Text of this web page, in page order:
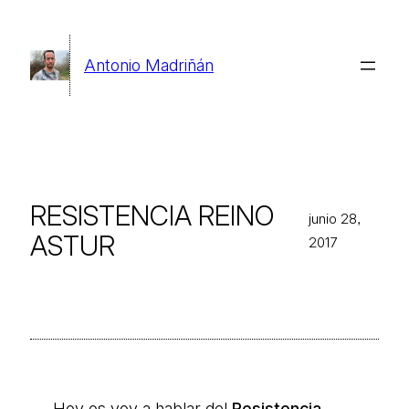
contenido
Antonio Madriñán
RESISTENCIA REINO
ASTUR
junio 28,
2017